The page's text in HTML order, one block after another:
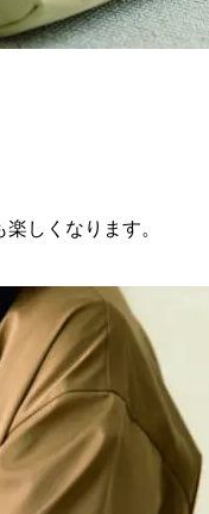
しくなります。